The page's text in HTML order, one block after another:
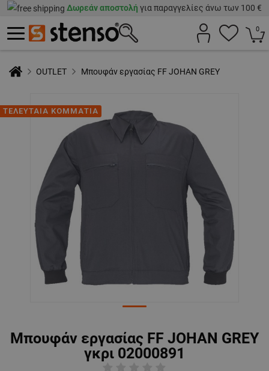
Δωρεάν αποστολή για παραγγελίες άνω των 100 €
0
OUTLET Μπουφάν εργασίας FF JOHAN GREY
ΤΕΛΕΥΤΑΙΑ ΚΟΜΜΑΤΙΑ
Μπουφάν εργασίας FF JOHAN GREY
γκρι 02000891